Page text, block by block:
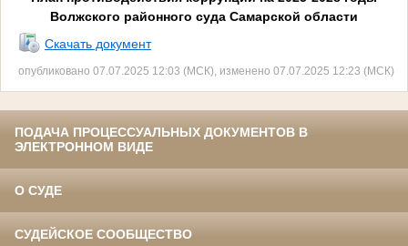
Волжского районного суда Самарской области
Скачать документ
опубликовано 07.07.2025 12:03 (МСК), изменено 07.07.2025 12:23 (МСК)
ПОДАЧА ПРОЦЕССУАЛЬНЫХ ДОКУМЕНТОВ В
ЭЛЕКТРОННОМ ВИДЕ
О СУДЕ
СУДЕЙСКОЕ СООБЩЕСТВО